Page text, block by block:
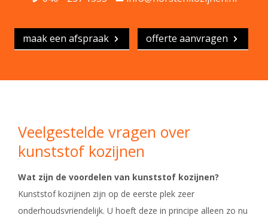
maak een afspraak offerte aanvragen
Veelgestelde vragen over
kunststof kozijnen
Wat zijn de voordelen van kunststof kozijnen?
Kunststof kozijnen zijn op de eerste plek zeer
onderhoudsvriendelijk. U hoeft deze in principe alleen zo nu